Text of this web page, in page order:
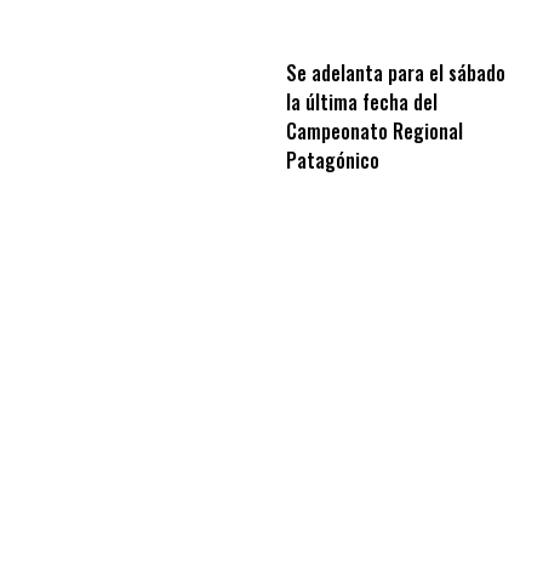
Se adelanta para el sábado
la última fecha del
Campeonato Regional
Patagónico